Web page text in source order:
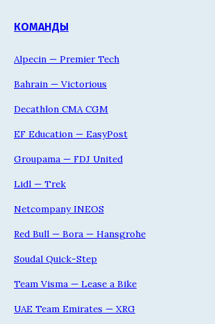
КОМАНДЫ
Alpecin — Premier Tech
Bahrain — Victorious
Decathlon CMA CGM
EF Education — EasyPost
Groupama — FDJ United
Lidl — Trek
Netcompany INEOS
Red Bull — Bora — Hansgrohe
Soudal Quick-Step
Team Visma — Lease a Bike
UAE Team Emirates — XRG